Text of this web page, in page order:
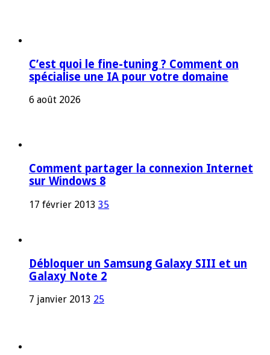
C’est quoi le fine-tuning ? Comment on
spécialise une IA pour votre domaine
6 août 2026
Comment partager la connexion Internet
sur Windows 8
17 février 2013 35
Débloquer un Samsung Galaxy SIII et un
Galaxy Note 2
7 janvier 2013 25